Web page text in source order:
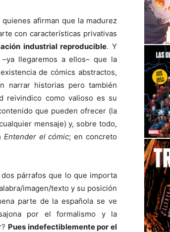
afirman que la madurez
con características privativas
industrial reproducible. Y
llegaremos a ellos– que la
de cómics abstractos,
narrar historias pero también
reivindico como valioso es su
que pueden ofrecer (la
mensaje) y, sobre todo,
Entender el cómic; en concreto
párrafos que lo que importa
imagen/texto y su posición
parte de la española se ve
por el formalismo y la
Pues indefectiblemente por el